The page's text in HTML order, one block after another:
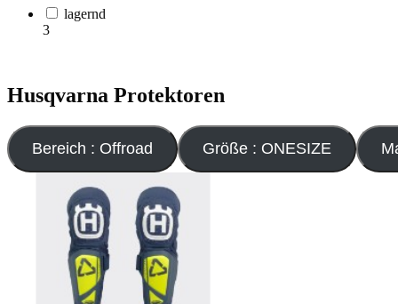
lagernd
3
Husqvarna Protektoren
Bereich : Offroad Größe : ONESIZE